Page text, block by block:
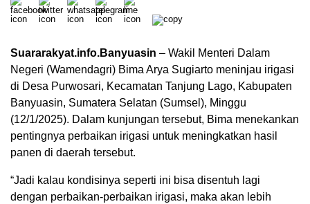
Suararakyat.info.Banyuasin – Wakil Menteri Dalam
Negeri (Wamendagri) Bima Arya Sugiarto meninjau irigasi
di Desa Purwosari, Kecamatan Tanjung Lago, Kabupaten
Banyuasin, Sumatera Selatan (Sumsel), Minggu
(12/1/2025). Dalam kunjungan tersebut, Bima menekankan
pentingnya perbaikan irigasi untuk meningkatkan hasil
panen di daerah tersebut.
“Jadi kalau kondisinya seperti ini bisa disentuh lagi
dengan perbaikan-perbaikan irigasi, maka akan lebih